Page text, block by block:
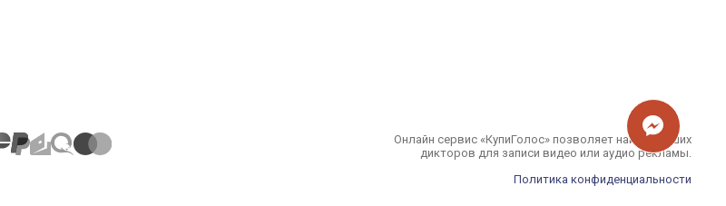
Онлайн сервис «КупиГолос» позволяет найти лучших
дикторов для записи видео или аудио рекламы.
Политика конфиденциальности